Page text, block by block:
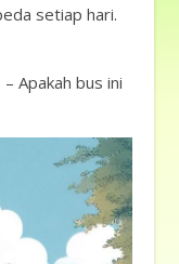
setiap hari.
Apakah bus ini